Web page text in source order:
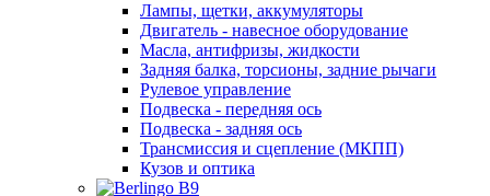
Лампы, щетки, аккумуляторы
Двигатель - навесное оборудование
Масла, антифризы, жидкости
Задняя балка, торсионы, задние рычаги
Рулевое управление
Подвеска - передняя ось
Подвеска - задняя ось
Трансмиссия и сцепление (МКПП)
Кузов и оптика